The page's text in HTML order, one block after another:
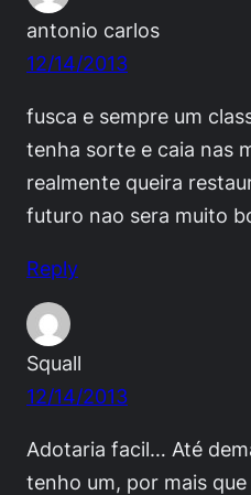
antonio carlos
12/14/2013
fusca e sempre um
tenha sorte e caia nas
realmente queira
futuro nao sera muito
Reply
Squall
12/14/2013
Adotaria facil… Até
tenho um, por mais